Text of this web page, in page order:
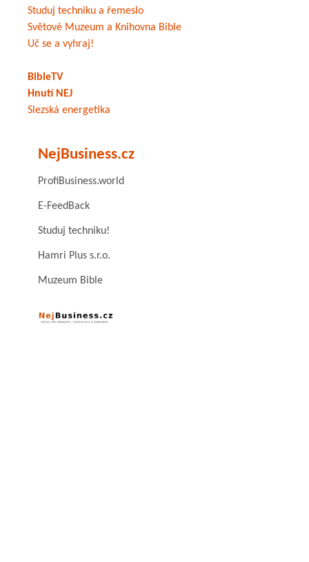
Studuj techniku a řemeslo
Světové Muzeum a Knihovna Bible
Uč se a vyhraj!
BibleTV
Hnutí NEJ
Slezská energetika
NejBusiness.cz
ProfiBusiness.world
E-FeedBack
Studuj techniku!
Hamri Plus s.r.o.
Muzeum Bible